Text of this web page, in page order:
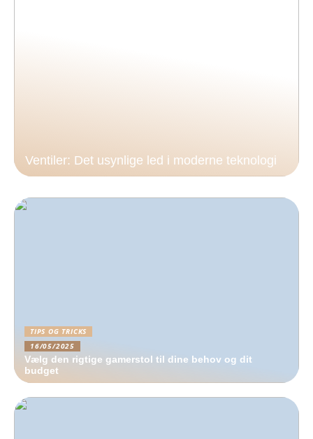
Ventiler: Det usynlige led i moderne teknologi
TIPS OG TRICKS
16/05/2025
Vælg den rigtige gamerstol til dine behov og dit
budget